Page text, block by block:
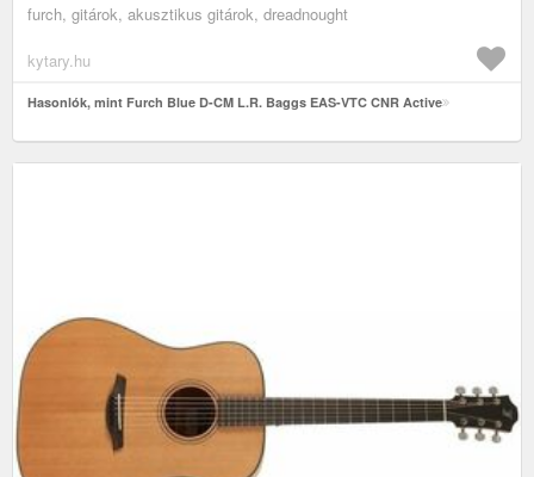
furch, gitárok, akusztikus gitárok, dreadnought
kytary.hu
Hasonlók, mint Furch Blue D-CM L.R. Baggs EAS-VTC CNR Active